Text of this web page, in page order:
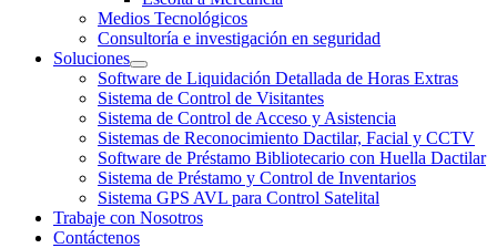
Medios Tecnológicos
Consultoría e investigación en seguridad
Soluciones
Software de Liquidación Detallada de Horas Extras
Sistema de Control de Visitantes
Sistema de Control de Acceso y Asistencia
Sistemas de Reconocimiento Dactilar, Facial y CCTV
Software de Préstamo Bibliotecario con Huella Dactilar
Sistema de Préstamo y Control de Inventarios
Sistema GPS AVL para Control Satelital
Trabaje con Nosotros
Contáctenos